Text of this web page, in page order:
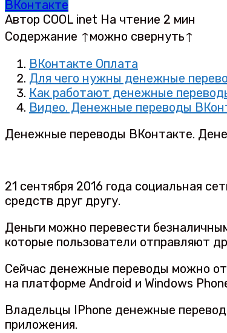
ВКонтакте
Автор COOL inet На чтение 2 мин
Содержание ↑можно свернуть↑
ВКонтакте Оплата
Для чего нужны денежные
Как работают денежные
Видео. Денежные переводы
Денежные переводы ВКонтакте.
21 сентября 2016 года социальная
средств друг другу.
Деньги можно перевести
которые пользователи отправляют
Сейчас денежные переводы можно
на платформе Android и Windows
Владельцы IPhone денежные
приложения.